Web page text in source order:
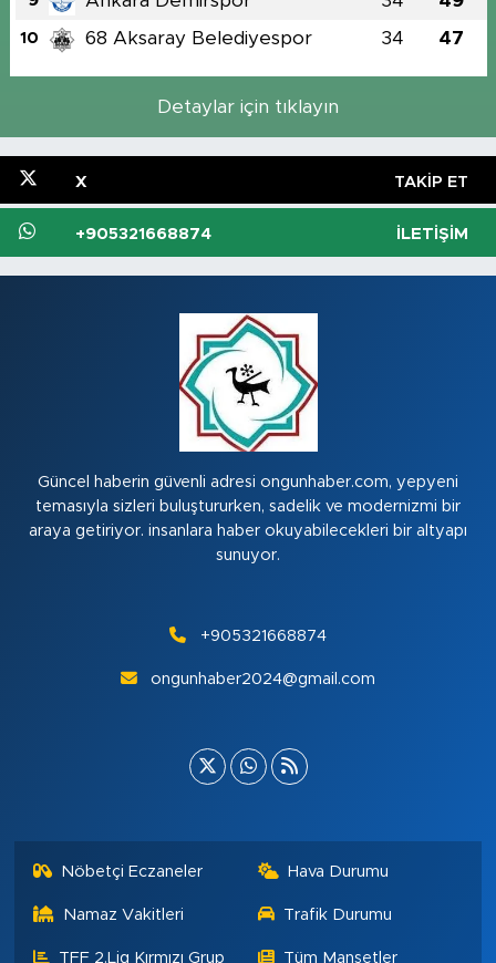
10 68 Aksaray Belediyespor 34 47
Detaylar için tıklayın
X TAKIP ET
+905321668874 İLETIŞIM
Güncel haberin güvenli adresi ongunhaber.com, yepyeni
temasıyla sizleri buluştururken, sadelik ve modernizmi bir
araya getiriyor. insanlara haber okuyabilecekleri bir altyapı
sunuyor.
+905321668874
ongunhaber2024@gmail.com
Nöbetçi Eczaneler Hava Durumu
Namaz Vakitleri Trafik Durumu
TFF 2.Lig Kırmızı Grup Tüm Manşetler